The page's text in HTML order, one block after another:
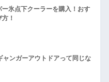
ー氷点下クーラーを購入！おす
！
ャンガーアウトドアって同じな